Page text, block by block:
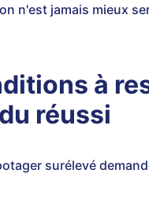
n'est jamais mieux
à
réussi
surélevé